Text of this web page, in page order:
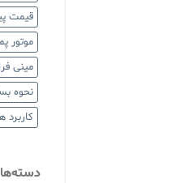
قیمت
موتور
مینی
نحوه
دسته‌ها